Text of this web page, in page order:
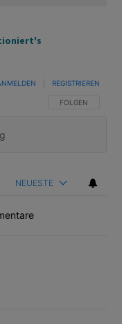
FOLGE DIESER
FOLGEN
REGISTRIEREN
NEUESTE